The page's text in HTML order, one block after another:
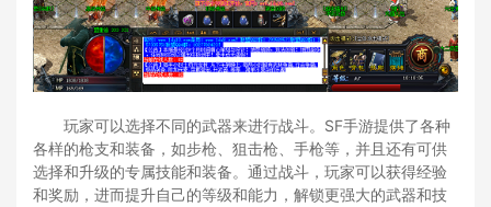
玩家可以选择不同的武器来进行战斗。SF手游提供了各种
各样的枪支和装备，如步枪、狙击枪、手枪等，并且还有可供
选择和升级的专属技能和装备。通过战斗，玩家可以获得经验
和奖励，进而提升自己的等级和能力，解锁更强大的武器和技